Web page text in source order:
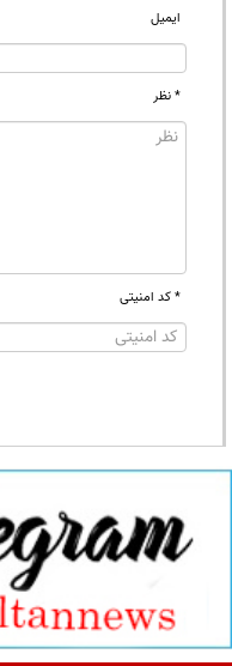
ایمیل
* نظر
* کد امنیتی